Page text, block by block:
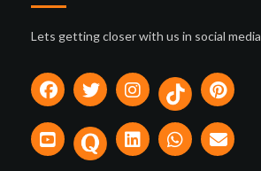
Lets getting closer with us in social media